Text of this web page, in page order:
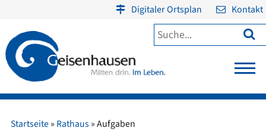
Digitaler Ortsplan Kontakt

Startseite» Rathaus »Aufgaben